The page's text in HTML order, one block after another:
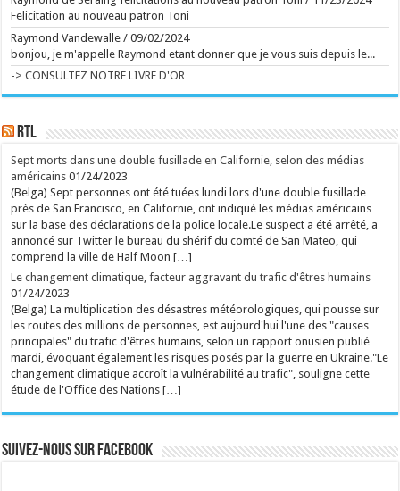
vendredi 7 août 2026. L'ancien capitaine des Diables
rouges en a profité pour tester la grande nouveauté
de cette 14e édition : le death ride, une tyrolienne
géante installée au sommet du Plan incliné. ...
Ecrit le 07/08 21:02
Michel Dejeneffe, "papa" de Tatayet, est mort
Le célèbre ventriloque s'est éteint à l'âge de 77 ans.
relents de racisme et de sexisme : le podcast
"Legend" et son animateur Guillaume Pley malmenés
premier podcast de France pèse aujourd'hui
70 millions d'euros. C'est aussi une histoire belge à
plus d'un titre. Une success-story qui fait l'objet de
nombreuses critiques en ce moment. ...
Ecrit le 07/08 19:56
V2 Scriptrss
Felicitation au nouveau patron Toni
Raymond Vandewalle /09/02/2024
bonjou, je m'appelle Raymond etant donner que je vous suis depuis le...
-> CONSULTEZ NOTRE LIVRE D'OR
RTL
Sept morts dans une double fusillade en Californie, selon des médias
américains 01/24/2023
(Belga) Sept personnes ont été tuées lundi lors d'une double fusillade
près de San Francisco, en Californie, ont indiqué les médias américains
sur la base des déclarations de la police locale.Le suspect a été arrêté, a
annoncé sur Twitter le bureau du shérif du comté de San Mateo, qui
comprend la ville de Half Moon […]
Le changement climatique, facteur aggravant du trafic d'êtres humains
01/24/2023
(Belga) La multiplication des désastres météorologiques, qui pousse sur
les routes des millions de personnes, est aujourd'hui l'une des "causes
principales" du trafic d'êtres humains, selon un rapport onusien publié
mardi, évoquant également les risques posés par la guerre en Ukraine."Le
changement climatique accroît la vulnérabilité au trafic", souligne cette
étude de l'Office des Nations […]
Suivez-nous sur Facebook